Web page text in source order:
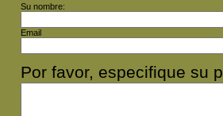
Su nombre:
Email
Por favor, especifique su